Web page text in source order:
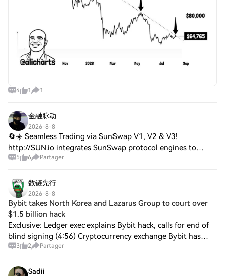
4 1 1
金融脉动
2026-8-8
🔄☀️ Seamless Trading via SunSwap V1, V2 & V3!
http://SUN.io integrates SunSwap protocol engines to
deliver concentrated liquidity and optimal trade routing! 1️⃣
5 6 Partager
数链先行
2026-8-8
Bybit takes North Korea and Lazarus Group to court over
$1.5 billion hack
Exclusive: Ledger exec explains Bybit hack, calls for end of
blind signing (4:56) Cryptocurrency exchange Bybit has
taken North Korea to court over the record $1.5 billion hack
3 2 Partager
Sadii